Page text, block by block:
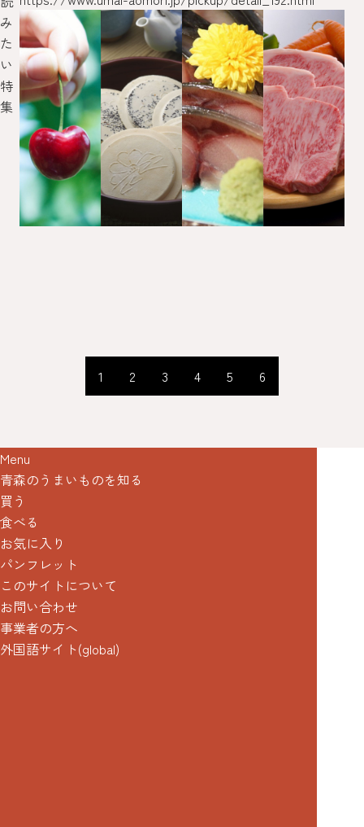
み
た
い
特
集
1 2 3 4 5 6
Menu
青森のうまいものを知る
買う
食べる
お気に入り
パンフレット
このサイトについて
お問い合わせ
事業者の方へ
外国語サイト(global)